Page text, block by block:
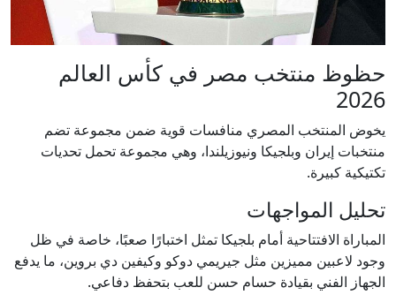
حظوظ منتخب مصر في كأس العالم
2026
يخوض المنتخب المصري منافسات قوية ضمن مجموعة تضم
منتخبات إيران وبلجيكا ونيوزيلندا، وهي مجموعة تحمل تحديات
تكتيكية كبيرة.
تحليل المواجهات
المباراة الافتتاحية أمام بلجيكا تمثل اختبارًا صعبًا، خاصة في ظل
وجود لاعبين مميزين مثل جيريمي دوكو وكيفين دي بروين، ما يدفع
الجهاز الفني بقيادة حسام حسن للعب بتحفظ دفاعي.